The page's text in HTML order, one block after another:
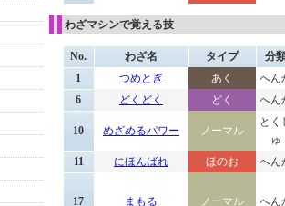
わざマシンで覚える技
No. わざ名 タイプ
分
1
つめとぎ あく
へん
6
どくどく どく へん
10 めざめるパワー ノーマル
とく
ゅ
11
にほんばれ ほのお へん
17 まもる ノーマル へん